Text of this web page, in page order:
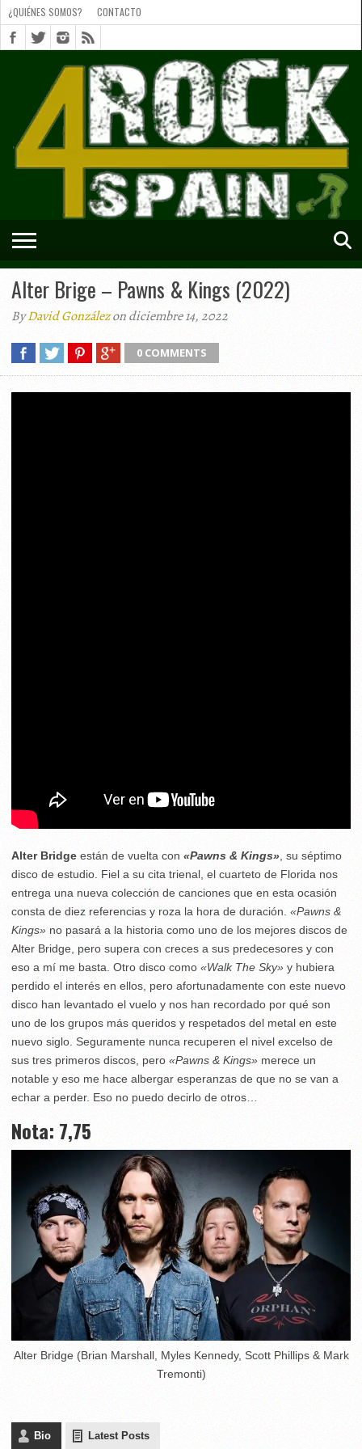
SOMOS?
CONTACTO
SHORTS
¿QUIÉNES SOMOS? CONTACTO
Alter Brige – Pawns & Kings (2022)
ByDavid Gonzálezon diciembre 14, 2022
0 COMMENTS
Alter Bridge están de vuelta con «Pawns & Kings» , su séptimo
disco de estudio. Fiel a su cita trienal, el cuarteto de Florida nos
entrega una nueva colección de canciones que en esta ocasión
consta de diez referencias y roza la hora de duración. «Pawns &
Kings» no pasará a la historia como uno de los mejores discos de
Alter Bridge, pero supera con creces a sus predecesores y con
eso a mí me basta. Otro disco como «Walk The Sky» y hubiera
perdido el interés en ellos, pero afortunadamente con este nuevo
disco han levantado el vuelo y nos han recordado por qué son
uno de los grupos más queridos y respetados del metal en este
nuevo siglo. Seguramente nunca recuperen el nivel excelso de
sus tres primeros discos, pero «Pawns & Kings» merece un
notable y eso me hace albergar esperanzas de que no se van a
echar a perder. Eso no puedo decirlo de otros…
Nota: 7,75
Alter Bridge (Brian Marshall, Myles Kennedy, Scott Phillips & Mark
Tremonti)
Bio Latest Posts